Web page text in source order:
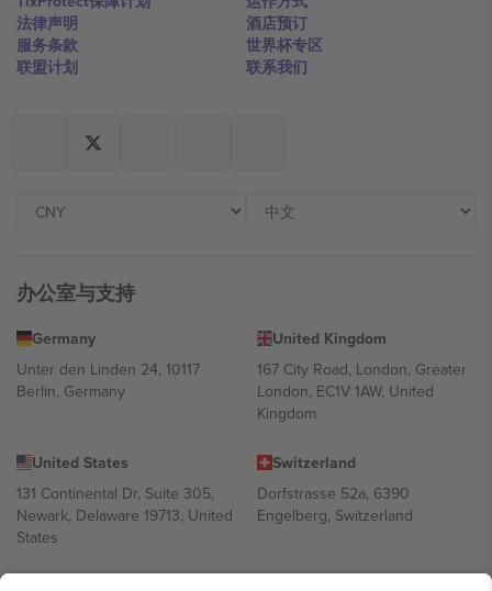
法律声明
服务条款
联盟计划
酒店预订
世界杯专区
联系我们
办公室与支持
Germany
Unter den Linden 24, 10117
Berlin, Germany
United Kingdom
167 City Road, London, Greater
London, EC1V 1AW, United
Kingdom
United States
131 Continental Dr, Suite 305,
Newark, Delaware 19713, United
States
Switzerland
Dorfstrasse 52a, 6390
Engelberg, Switzerland